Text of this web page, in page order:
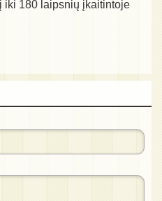
iki 180 laipsnių įkaitintoje